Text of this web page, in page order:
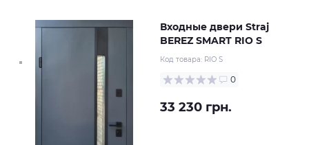
Входные двери Straj
BEREZ SMART RIO S
Код товара: RIO S
0
33 230 грн.